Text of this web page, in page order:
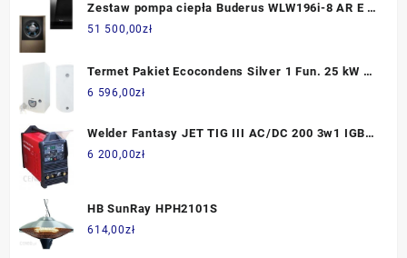
Zestaw pompa ciepła Buderus WLW196i-8 AR E +
bufor + c.w.u.
51 500,00zł
Termet Pakiet Ecocondens Silver 1 Fun. 25 kW +
Zasobnik SWK 100L Klasa A
6 596,00zł
Welder Fantasy JET TIG III AC/DC 200 3w1 IGBT
PFC PLASMA 0540/3
6 200,00zł
HB SunRay HPH2101S
614,00zł